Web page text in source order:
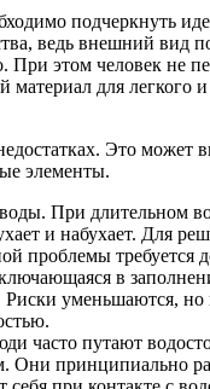
подчеркнуть
ведь внешний вид
При этом человек не
материал для легкого
Это может
элементы.
При длительном
и набухает. Для
проблемы требуется
в
Риски уменьшаются, но
часто путают
Они принципиально